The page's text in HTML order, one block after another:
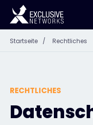
Ressourcen
Startseite / Rechtliches
RECHTLICHES